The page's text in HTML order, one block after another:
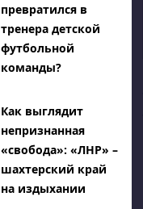
превратился в
тренера детской
футбольной
команды?
Как выглядит
непризнанная
«свобода»: «ЛНР» –
шахтерский край
на издыхании